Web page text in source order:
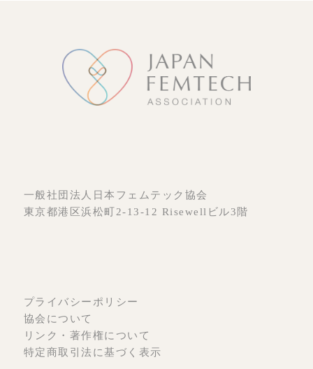
一般社団法人日本フェムテック協会
東京都港区浜松町2-13-12 Risewellビル3階
プライバシーポリシー
協会について
リンク・著作権について
特定商取引法に基づく表示